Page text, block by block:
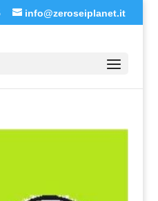
info@zeroseiplanet.it